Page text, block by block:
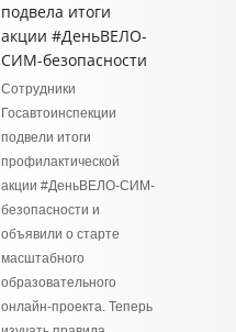
подвела итоги
акции #ДеньВЕЛО-
СИМ-безопасности
Сотрудники
Госавтоинспекции
подвели итоги
профилактической
акции #ДеньВЕЛО-СИМ-
безопасности и
объявили о старте
масштабного
образовательного
онлайн-проекта. Теперь